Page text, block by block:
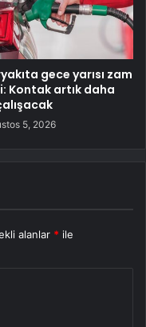
gece yarısı zam
Kontak artık daha
5, 2026
alanlar * ile